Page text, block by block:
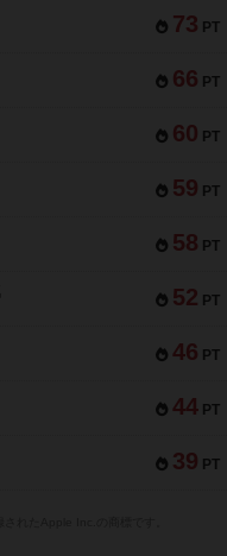
73 PT
66 PT
60 PT
59 PT
58 PT
52 PT
46 PT
44 PT
39 PT